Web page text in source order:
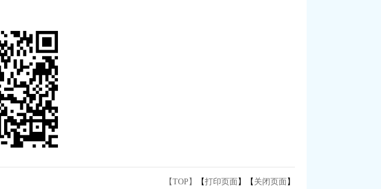
【TOP】 【打印页面 】【 关闭页面 】